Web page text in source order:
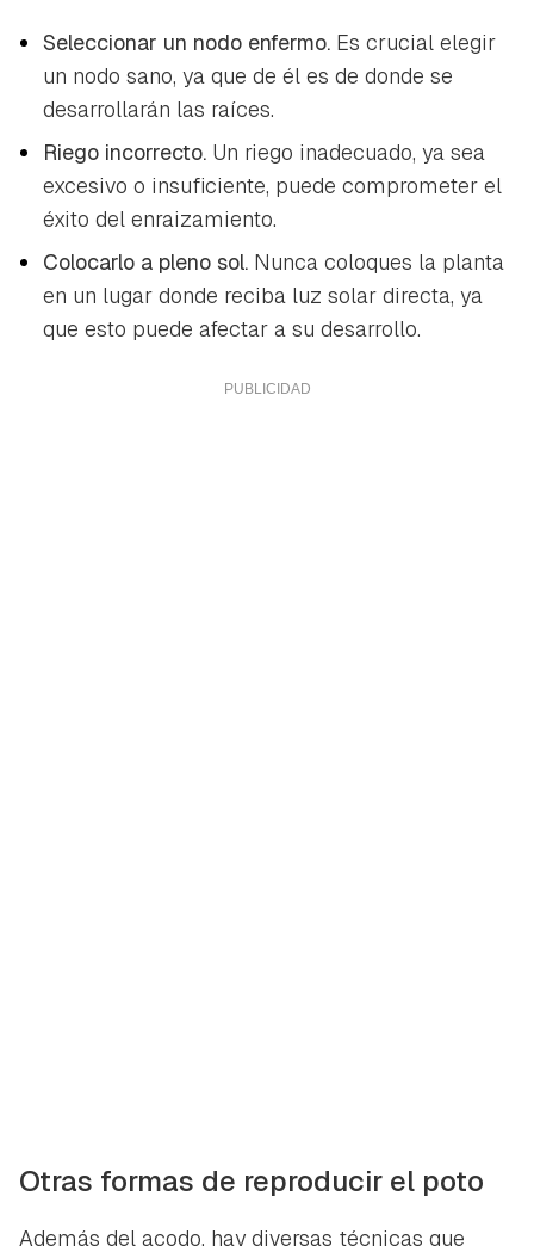
Seleccionar un nodo enfermo. Es crucial elegir
un nodo sano, ya que de él es de donde se
desarrollarán las raíces.
Riego incorrecto. Un riego inadecuado, ya sea
excesivo o insuficiente, puede comprometer el
éxito del enraizamiento.
Colocarlo a pleno sol. Nunca coloques la planta
en un lugar donde reciba luz solar directa, ya
que esto puede afectar a su desarrollo.
Otras formas de reproducir el poto
Además del acodo, hay diversas técnicas que